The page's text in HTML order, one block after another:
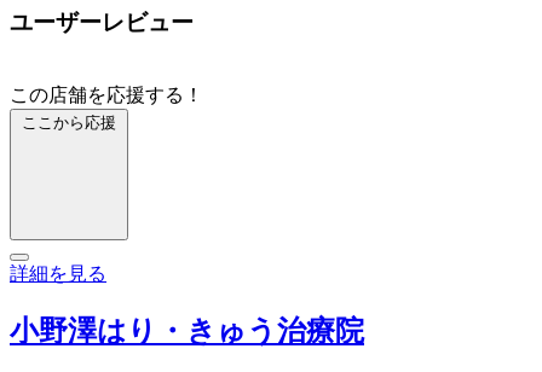
ユーザーレビュー
この店舗を応援する！
ここから応援
詳細を見る
小野澤はり・きゅう治療院